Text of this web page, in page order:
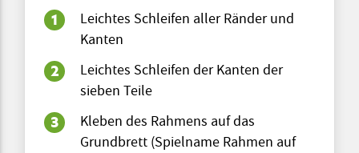
Leichtes Schleifen aller Ränder und
Kanten
Leichtes Schleifen der Kanten der
sieben Teile
Kleben des Rahmens auf das
Grundbrett (Spielname Rahmen auf